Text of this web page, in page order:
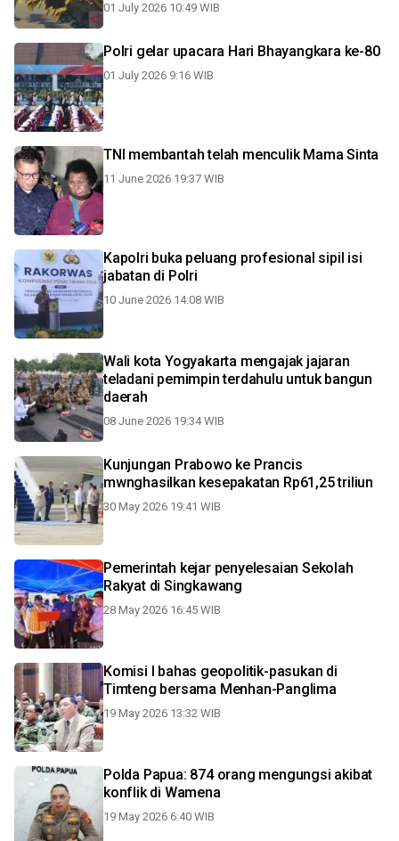
01 July 2026 10:49 WIB
Polri gelar upacara Hari Bhayangkara ke-80
01 July 2026 9:16 WIB
TNI membantah telah menculik Mama Sinta
11 June 2026 19:37 WIB
Kapolri buka peluang profesional sipil isi
jabatan di Polri
10 June 2026 14:08 WIB
Wali kota Yogyakarta mengajak jajaran
teladani pemimpin terdahulu untuk bangun
daerah
08 June 2026 19:34 WIB
Kunjungan Prabowo ke Prancis
mwnghasilkan kesepakatan Rp61,25 triliun
30 May 2026 19:41 WIB
Pemerintah kejar penyelesaian Sekolah
Rakyat di Singkawang
28 May 2026 16:45 WIB
Komisi l bahas geopolitik-pasukan di
Timteng bersama Menhan-Panglima
19 May 2026 13:32 WIB
Polda Papua: 874 orang mengungsi akibat
konflik di Wamena
19 May 2026 6:40 WIB